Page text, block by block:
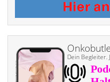
Dein Begleiter.